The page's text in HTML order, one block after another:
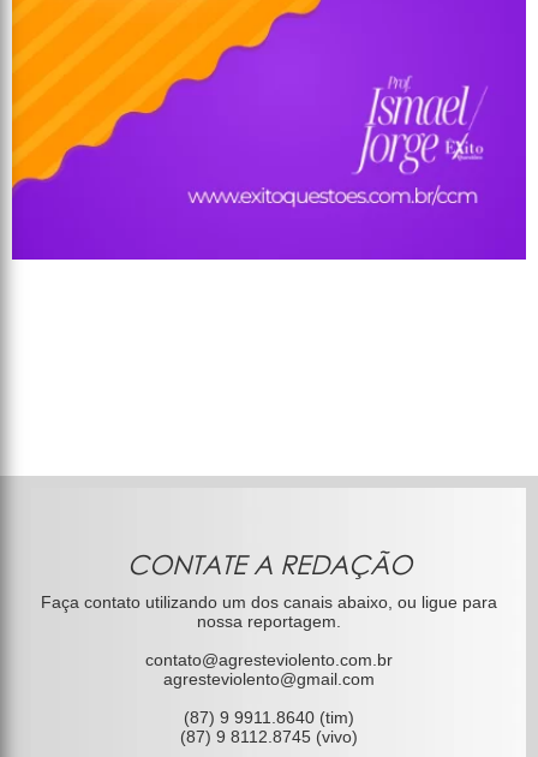
CONTATE A REDAÇÃO
Faça contato utilizando um dos canais abaixo, ou ligue para
nossa reportagem.
contato@agresteviolento.com.br
agresteviolento@gmail.com
(87) 9 9911.8640 (tim)
(87) 9 8112.8745 (vivo)